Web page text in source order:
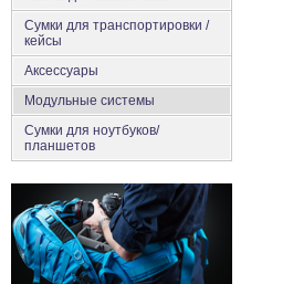
Сумки для транспортировки /
кейсы
Аксесcуары
Модульные системы
Сумки для ноутбуков/
планшетов